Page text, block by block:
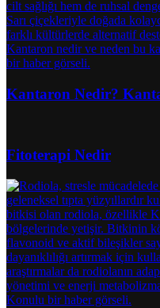
Kantaron Nedir?
Fitoterapi Nedir